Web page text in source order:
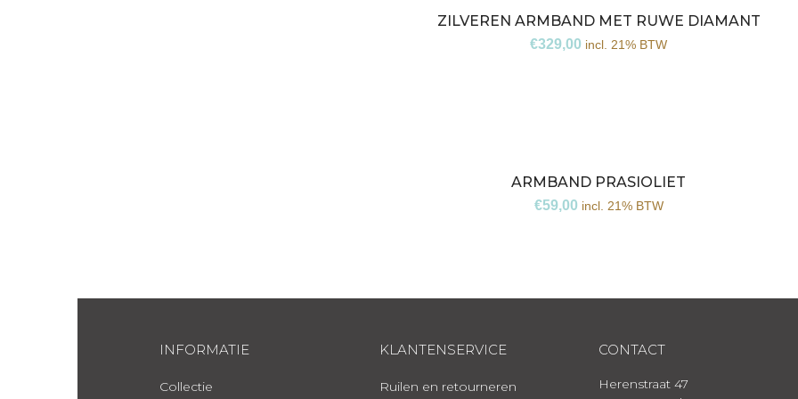
ZILVEREN ARMBAND MET RUWE DIAMANT
€329,00 incl. 21% BTW
ARMBAND PRASIOLIET
€59,00 incl. 21% BTW
INFORMATIE
Collectie
KLANTENSERVICE
Ruilen en retourneren
CONTACT
Herenstraat 47